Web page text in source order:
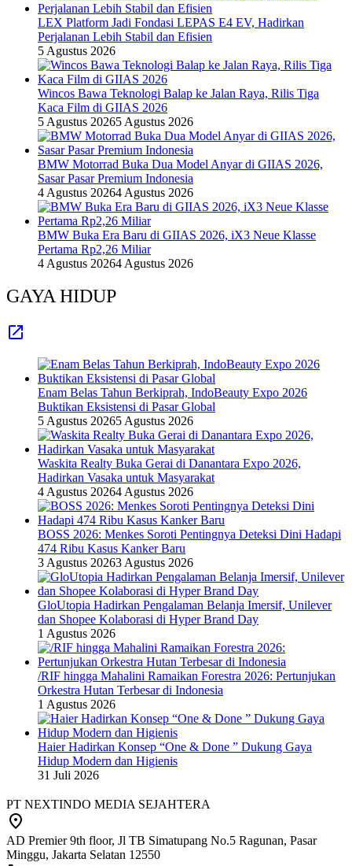
LEX Platform Jadi Fondasi LEPAS E4 EV, Hadirkan
Perjalanan Lebih Stabil dan Efisien
5 Agustus 2026
Wincos Bawa Teknologi Balap ke Jalan Raya, Rilis Tiga
Kaca Film di GIIAS 2026
5 Agustus 20265 Agustus 2026
BMW Motorrad Buka Dua Model Anyar di GIIAS 2026,
Sasar Pasar Premium Indonesia
4 Agustus 20264 Agustus 2026
BMW Buka Era Baru di GIIAS 2026, iX3 Neue Klasse
Pertama Rp2,26 Miliar
4 Agustus 20264 Agustus 2026
GAYA HIDUP
Enam Belas Tahun Berkiprah, IndoBeauty Expo 2026
Buktikan Eksistensi di Pasar Global
5 Agustus 20265 Agustus 2026
Waskita Realty Buka Gerai di Danantara Expo 2026,
Hadirkan Vasaka untuk Masyarakat
4 Agustus 20264 Agustus 2026
BOSS 2026: Menkes Soroti Pentingnya Deteksi Dini Hadapi
474 Ribu Kasus Kanker Baru
3 Agustus 20263 Agustus 2026
GloUtopia Hadirkan Pengalaman Belanja Imersif, Unilever
dan Shopee Kolaborasi di Hyper Brand Day
1 Agustus 2026
/RIF hingga Mahalini Ramaikan Forestra 2026: Pertunjukan
Orkestra Hutan Terbesar di Indonesia
1 Agustus 2026
Haier Hadirkan Konsep “One & Done ” Dukung Gaya
Hidup Modern dan Higienis
31 Juli 2026
PT NEXTINDO MEDIA SEJAHTERA
AD Premier 9th floor, Jl TB Simatupang No.5 Ragunan, Pasar
Minggu, Jakarta Selatan 12550